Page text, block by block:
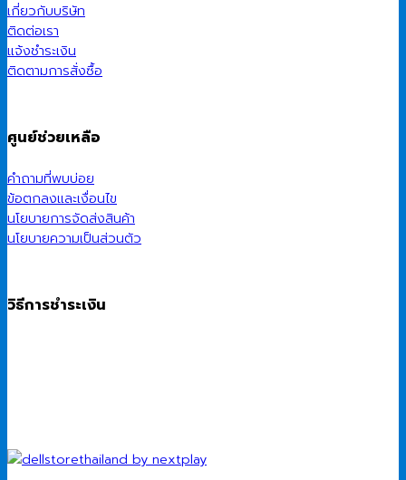
เกี่ยวกับบริษัท
ติดต่อเรา
แจ้งชำระเงิน
ติดตามการสั่งซื้อ
ศูนย์ช่วยเหลือ
คำถามที่พบบ่อย
ข้อตกลงและเงื่อนไข
นโยบายการจัดส่งสินค้า
นโยบายความเป็นส่วนตัว
วิธีการชำระเงิน